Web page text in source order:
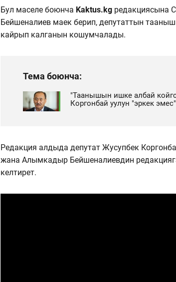
Бул маселе боюнча Kaktus.kg редакциясына
Бейшеналиев маек берип, депутаттын
кайрып калганын кошумчалады.
Тема боюнча:
"Таанышын ишке албай
Коргонбай уулун "эркек
Редакция алдыда депутат Жусупбек
жана Алымкадыр Бейшеналиевдин
келтирет.